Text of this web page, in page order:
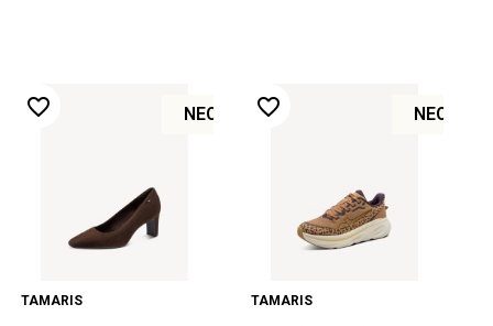
TAMARIS
ΝΈΟ
favorite_border
TAMARIS
ΝΈΟ
favorite_border